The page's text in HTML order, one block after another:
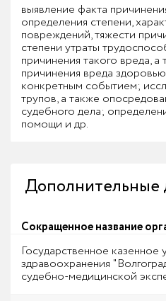
выявление факта
определения степени,
повреждений, тяжести
степени утраты
причинения такого вреда, а
причинения вреда
конкретным событием;
трупов, а также
судебного дела;
помощи и др.
Дополнительные
Сокращенное название
Государственное казенное
здравоохранения
судебно-медицинской